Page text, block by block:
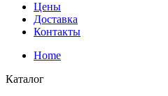
Цены
Доставка
Контакты
Home
Каталог